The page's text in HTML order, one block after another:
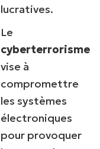
lucratives.
Le
cyberterrorisme
vise à
compromettre
les systèmes
électroniques
pour provoquer